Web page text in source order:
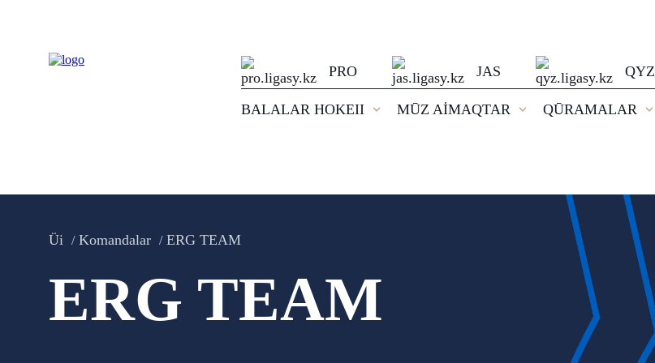
PRO JAS QYZ
BALALAR HOKEII
MŪZ AİMAQTAR QŪRAMALAR
Üi Komandalar ERG TEAM
ERG TEAM